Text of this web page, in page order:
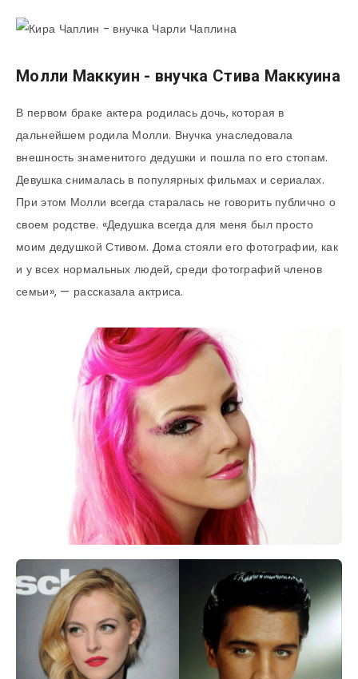
Молли Маккуин - внучка Стива Маккуина
В первом браке актера родилась дочь, которая в
дальнейшем родила Молли. Внучка унаследовала
внешность знаменитого дедушки и пошла по его стопам.
Девушка снималась в популярных фильмах и сериалах.
При этом Молли всегда старалась не говорить публично о
своем родстве. «Дедушка всегда для меня был просто
моим дедушкой Стивом. Дома стояли его фотографии, как
и у всех нормальных людей, среди фотографий членов
семьи», — рассказала актриса.